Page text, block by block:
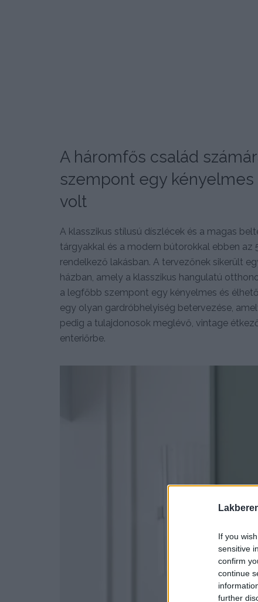
If you
sensitive
confirm
continue
further
A háromfős család
szempont egy kényelmes
volt
A klasszikus stílusú díszlécek és a magas
tárgyakkal és a modern bútorokkal ebben
rendelkező lakásban. A tervezőnek sikerült
házban, amely a klasszikus hangulatú
a legfőbb szempont egy kényelmes és
egy olyan gardróbhelyiség betervezése,
pedig a tulajdonosok meglévő, vintage
enteriőrbe.